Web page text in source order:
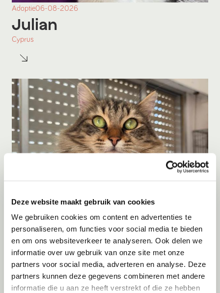
Deze website maakt gebruik van cookies
We gebruiken cookies om content en advertenties te
personaliseren, om functies voor social media te bieden
en om ons websiteverkeer te analyseren. Ook delen we
informatie over uw gebruik van onze site met onze
partners voor social media, adverteren en analyse. Deze
partners kunnen deze gegevens combineren met andere
informatie die u aan ze heeft verstrekt of die ze hebben
Adoptie06-08-2026
Julian
Cyprus
Adoptie06-08-2026
Jumby